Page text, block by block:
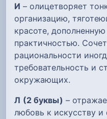
И – олицетворяет
организацию,
красоте,
практичностью.
рациональности
требовательность и
окружающих.
Л (2 буквы) –
любовь к искусству